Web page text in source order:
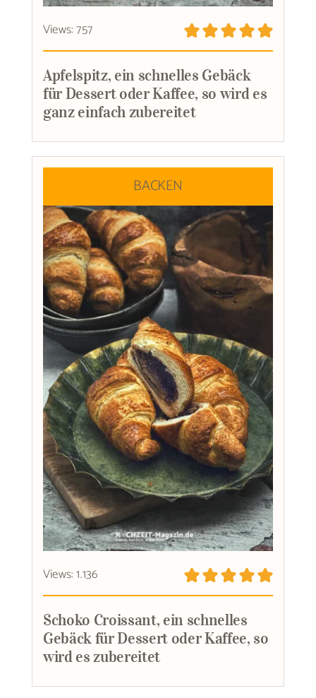
Views: 757
Apfelspitz, ein schnelles Gebäck
für Dessert oder Kaffee, so wird es
ganz einfach zubereitet
BACKEN
Views: 1.136
Schoko Croissant, ein schnelles
Gebäck für Dessert oder Kaffee, so
wird es zubereitet